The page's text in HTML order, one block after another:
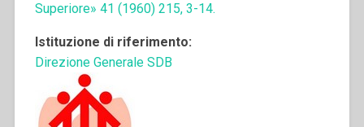
Superiore» 41 (1960) 215, 3-14.
Istituzione di riferimento:
Direzione Generale SDB